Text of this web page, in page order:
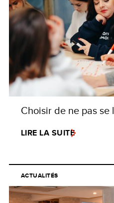
Choisir de ne pas
LIRE LA SUITE
ACTUALITÉS